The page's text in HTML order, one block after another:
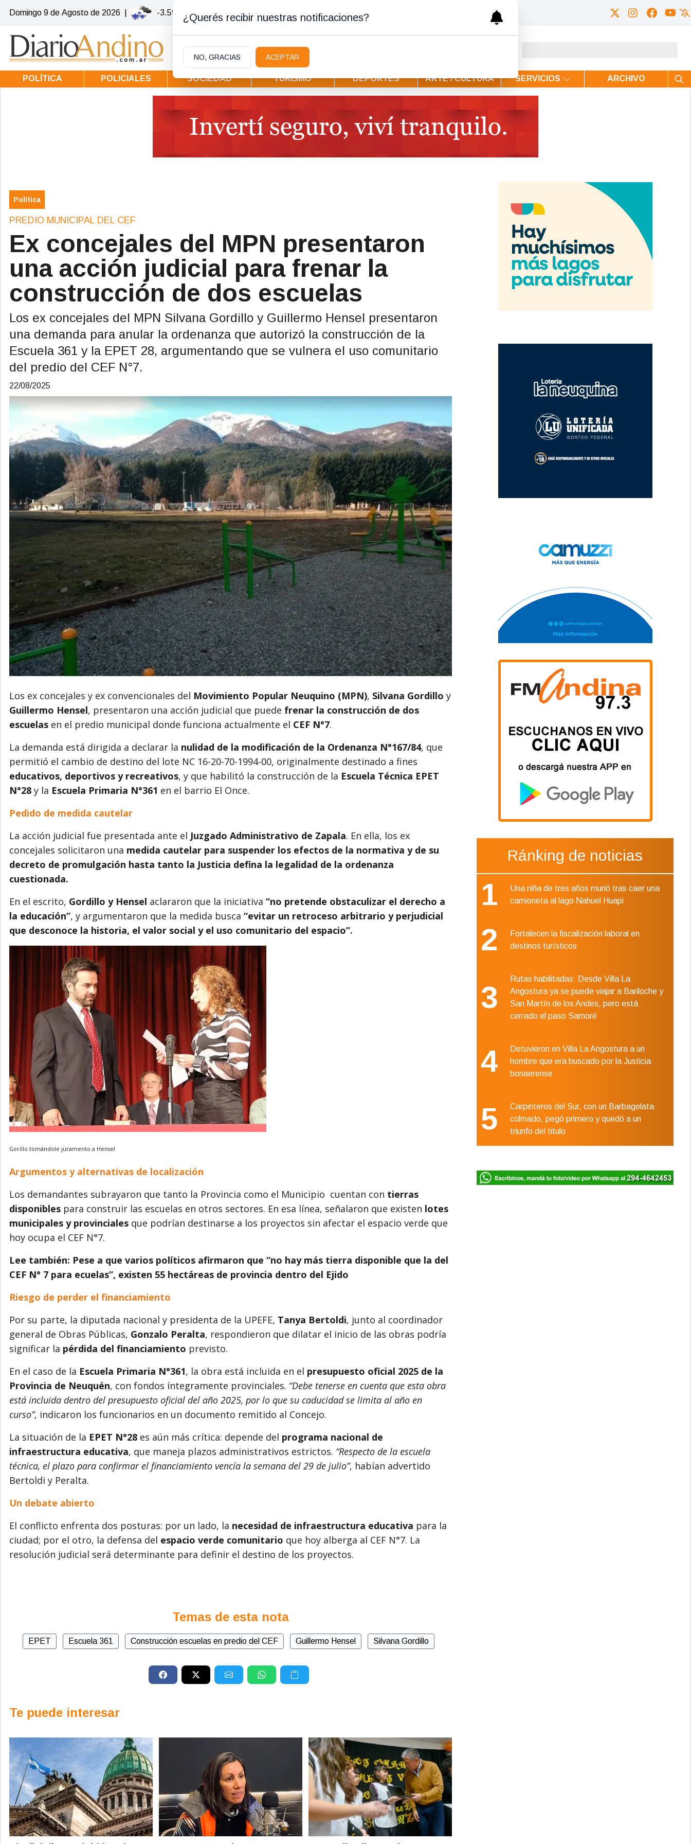
Domingo 9 de Agosto de 2026 -3.5ºc | Villa la Angostura
POLÍTICA POLICIALES SOCIEDAD TURISMO DEPORTES ARTE / CULTURA SERVICIOS ARCHIVO
Política
PREDIO MUNICIPAL DEL CEF
Ex concejales del MPN presentaron
una acción judicial para frenar la
construcción de dos escuelas
Los ex concejales del MPN Silvana Gordillo y Guillermo Hensel presentaron
una demanda para anular la ordenanza que autorizó la construcción de la
Escuela 361 y la EPET 28, argumentando que se vulnera el uso comunitario
del predio del CEF N°7.
22/08/2025
Los ex concejales y ex convencionales del Movimiento Popular Neuquino (MPN), Silvana Gordillo y
Guillermo Hensel, presentaron una acción judicial que puede frenar la construcción de dos
escuelas en el predio municipal donde funciona actualmente el CEF N°7.
La demanda está dirigida a declarar la nulidad de la modificación de la Ordenanza N°167/84, que
permitió el cambio de destino del lote NC 16-20-70-1994-00, originalmente destinado a fines
educativos, deportivos y recreativos, y que habilitó la construcción de la Escuela Técnica EPET
N°28 y la Escuela Primaria N°361 en el barrio El Once.
Pedido de medida cautelar
La acción judicial fue presentada ante el Juzgado Administrativo de Zapala. En ella, los ex
concejales solicitaron una medida cautelar para suspender los efectos de la normativa y de su
decreto de promulgación hasta tanto la Justicia defina la legalidad de la ordenanza
cuestionada.
En el escrito, Gordillo y Hensel aclararon que la iniciativa “no pretende obstaculizar el derecho a
la educación”, y argumentaron que la medida busca “evitar un retroceso arbitrario y perjudicial
que desconoce la historia, el valor social y el uso comunitario del espacio”.
Gorillo tomándole juramento a Hensel
Argumentos y alternativas de localización
Los demandantes subrayaron que tanto la Provincia como el Municipio cuentan con tierras
disponibles para construir las escuelas en otros sectores. En esa línea, señalaron que existen lotes
municipales y provinciales que podrían destinarse a los proyectos sin afectar el espacio verde que
hoy ocupa el CEF N°7.
Lee también: Pese a que varios políticos afirmaron que “no hay más tierra disponible que la del
CEF N° 7 para ecuelas”, existen 55 hectáreas de provincia dentro del Ejido
Riesgo de perder el financiamiento
Por su parte, la diputada nacional y presidenta de la UPEFE, Tanya Bertoldi, junto al coordinador
general de Obras Públicas, Gonzalo Peralta, respondieron que dilatar el inicio de las obras podría
significar la pérdida del financiamiento previsto.
En el caso de la Escuela Primaria N°361, la obra está incluida en el presupuesto oficial 2025 de la
Provincia de Neuquén, con fondos íntegramente provinciales. “Debe tenerse en cuenta que esta obra
está incluida dentro del presupuesto oficial del año 2025, por lo que su caducidad se limita al año en
curso”, indicaron los funcionarios en un documento remitido al Concejo.
La situación de la EPET N°28 es aún más crítica: depende del programa nacional de
infraestructura educativa, que maneja plazos administrativos estrictos. “Respecto de la escuela
técnica, el plazo para confirmar el financiamiento vencía la semana del 29 de julio”, habían advertido
Bertoldi y Peralta.
Un debate abierto
El conflicto enfrenta dos posturas: por un lado, la necesidad de infraestructura educativa para la
ciudad; por el otro, la defensa del espacio verde comunitario que hoy alberga al CEF N°7. La
resolución judicial será determinante para definir el destino de los proyectos.
Temas de esta nota
EPET Escuela 361 Construcción escuelas en predio del CEF Guillermo Hensel Silvana Gordillo
Te puede interesar
Ránking de noticias
1
Una niña de tres años murió tras caer una
camioneta al lago Nahuel Huapi
2
Fortalecen la fiscalización laboral en
destinos turísticos
3
Rutas habilitadas: Desde Villa La
Angostura ya se puede viajar a Bariloche y
San Martín de los Andes, pero está
cerrado el paso Samoré
4
Detuvieron en Villa La Angostura a un
hombre que era buscado por la Justicia
bonaerense
5
Carpinteros del Sur, con un Barbagelata
colmado, pegó primero y quedó a un
triunfo del titulo
¿Querés recibir nuestras notificaciones?
NO, GRACIAS ACEPTAR